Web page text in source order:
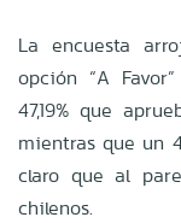
La encuesta
opción “A
47,19% que
mientras que un
claro que al
chilenos.